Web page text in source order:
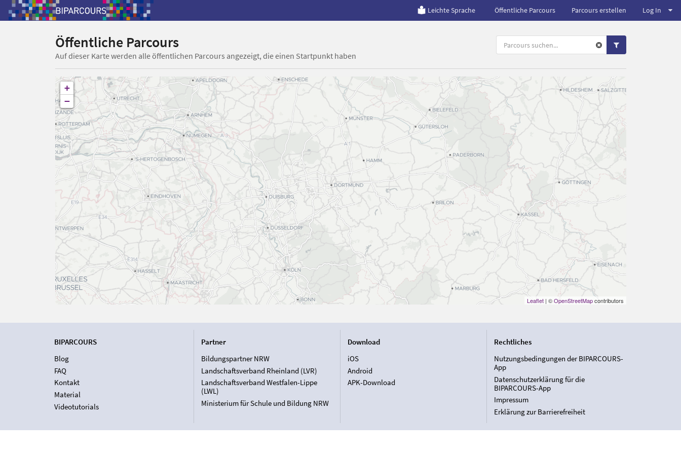
Leichte Sprache Öffentliche Parcours Parcours erstellen Log In
Öffentliche Parcours
Auf dieser Karte werden alle öffentlichen Parcours angezeigt, die einen Startpunkt haben
+
−
Leaflet| ©OpenStreetMapcontributors
BIPARCOURS
Blog
FAQ
Kontakt
Material
Videotutorials
Partner
Bildungspartner NRW
Landschaftsverband Rheinland (LVR)
Landschaftsverband Westfalen-Lippe
(LWL)
Ministerium für Schule und Bildung NRW
Download
iOS
Android
APK-Download
Rechtliches
Nutzungsbedingungen der BIPARCOURS-
App
Datenschutzerklärung für die
BIPARCOURS-App
Impressum
Erklärung zur Barrierefreiheit